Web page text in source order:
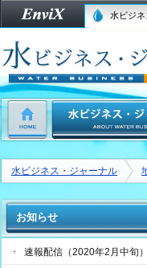
水ビジネ
水ビジネス・ジャーナル
お知らせ
速報配信（2020年2月中旬）